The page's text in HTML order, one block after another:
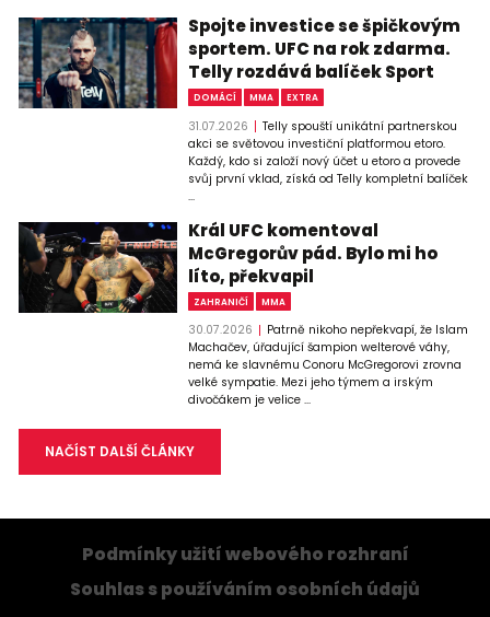
Spojte investice se špičkovým
sportem. UFC na rok zdarma.
Telly rozdává balíček Sport
DOMÁCÍ MMA EXTRA
31.07.2026
Telly spouští unikátní partnerskou
akci se světovou investiční platformou etoro.
Každý, kdo si založí nový účet u etoro a provede
svůj první vklad, získá od Telly kompletní balíček
...
Král UFC komentoval
McGregorův pád. Bylo mi ho
líto, překvapil
ZAHRANIČÍ MMA
30.07.2026
Patrně nikoho nepřekvapí, že Islam
Machačev, úřadující šampion welterové váhy,
nemá ke slavnému Conoru McGregorovi zrovna
velké sympatie. Mezi jeho týmem a irským
divočákem je velice ...
NAČÍST DALŠÍ ČLÁNKY
Podmínky užití webového rozhraní
Souhlas s používáním osobních údajů